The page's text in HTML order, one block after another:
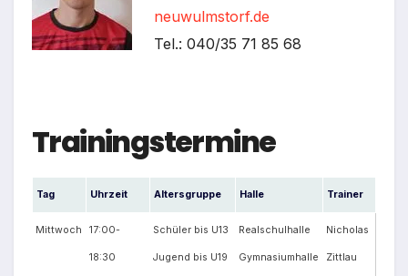
neuwulmstorf.de
Tel.: 040/35 71 85 68
Trainingstermine
Tag Uhrzeit Altersgruppe Halle Trainer
Mittwoch 17:00-
18:30
Schüler bis U13
Jugend bis U19
Realschulhalle
Gymnasiumhalle
Nicholas
Zittlau